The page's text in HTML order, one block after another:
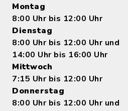
Montag
8:00 Uhr bis 12:00 Uhr
Dienstag
8:00 Uhr bis 12:00 Uhr und
14:00 Uhr bis 16:00 Uhr
Mittwoch
7:15 Uhr bis 12:00 Uhr
Donnerstag
8:00 Uhr bis 12:00 Uhr und